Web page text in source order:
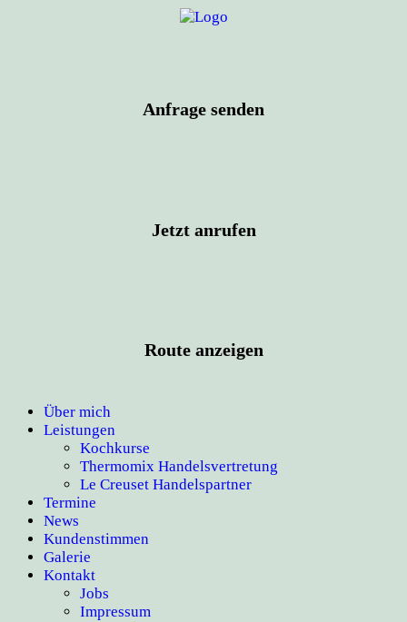
Anfrage senden
Jetzt anrufen
Route anzeigen
Über mich
Leistungen
Kochkurse
Thermomix Handelsvertretung
Le Creuset Handelspartner
Termine
News
Kundenstimmen
Galerie
Kontakt
Jobs
Impressum